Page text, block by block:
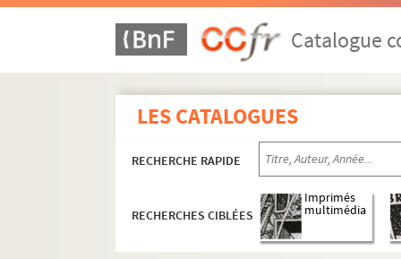
Catalogue
LES CATALOGUES
RECHERCHE RAPIDE
RECHERCHES CIBLÉES
Imprimés
multimédia